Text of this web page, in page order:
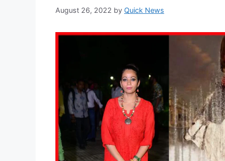
August 26, 2022 by Quick News